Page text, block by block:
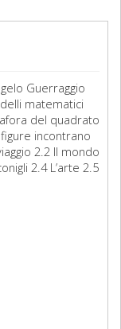
Guerraggio
matematici
del quadrato
incontrano
2.2 Il mondo
2.4 L’arte 2.5